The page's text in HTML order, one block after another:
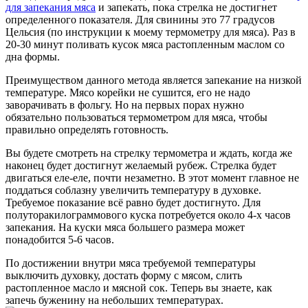
для запекания мяса и запекать, пока стрелка не достигнет
определенного показателя. Для свинины это 77 градусов
Цельсия (по инструкции к моему термометру для мяса). Раз в
20-30 минут поливать кусок мяса растопленным маслом со
дна формы.
Преимуществом данного метода является запекание на низкой
температуре. Мясо корейки не сушится, его не надо
заворачивать в фольгу. Но на первых порах нужно
обязательно пользоваться термометром для мяса, чтобы
правильно определять готовность.
Вы будете смотреть на стрелку термометра и ждать, когда же
наконец будет достигнут желаемый рубеж. Стрелка будет
двигаться еле-еле, почти незаметно. В этот момент главное не
поддаться соблазну увеличить температуру в духовке.
Требуемое показание всё равно будет достигнуто. Для
полуторакилограммового куска потребуется около 4-х часов
запекания. На куски мяса большего размера может
понадобится 5-6 часов.
По достижении внутри мяса требуемой температуры
выключить духовку, достать форму с мясом, слить
растопленное масло и мясной сок. Теперь вы знаете, как
запечь буженину на небольших температурах.